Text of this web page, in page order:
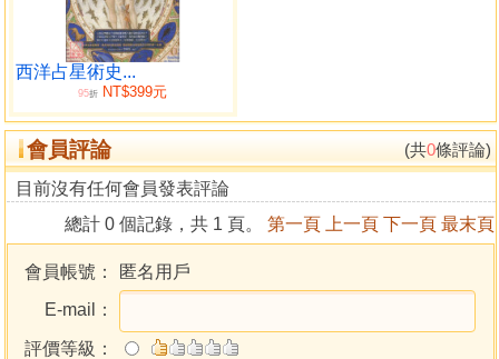
｜第 二 章｜靈魂存在於心臟中嗎？ ｜第 三 章｜傾聽內在之
語 ｜第 四 章｜自力救贖還是當一名弟子？ ｜第 五 章｜尋道
者的品性 ｜第 六 章｜情緒的淨化 ｜第 七 章｜小我的臣服與
高層我的接管 ｜第 八 章｜潛修者的試煉與考驗 ｜第 九 章｜
恩典的運作 ｜第 十 章｜超驗洞悉力 ｜第十一章｜世界真是
幻相嗎？ ｜第十二章｜對密契主義苦修形式的反思 ｜第十三
章｜我們可以為實相哲學做些什麼？ ｜附 錄｜我的高層我啟
蒙之旅
西洋占星術史...
95折 NT$399元
會員評論 (共0條評論)
目前沒有任何會員發表評論
總計 0 個記錄，共 1 頁。 第一頁 上一頁 下一頁 最末頁
會員帳號：
匿名用戶
E-mail：
評價等級：